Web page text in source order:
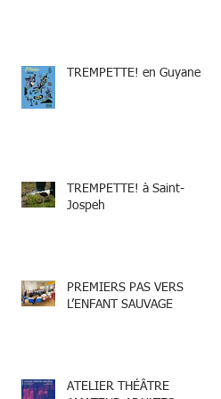
TREMPETTE! en Guyane
TREMPETTE! à Saint-
Jospeh
PREMIERS PAS VERS
L’ENFANT SAUVAGE
ATELIER THÉÂTRE